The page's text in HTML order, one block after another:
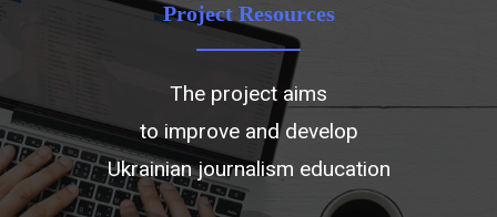
Project Resources
The project aims
to improve and develop
Ukrainian journalism education